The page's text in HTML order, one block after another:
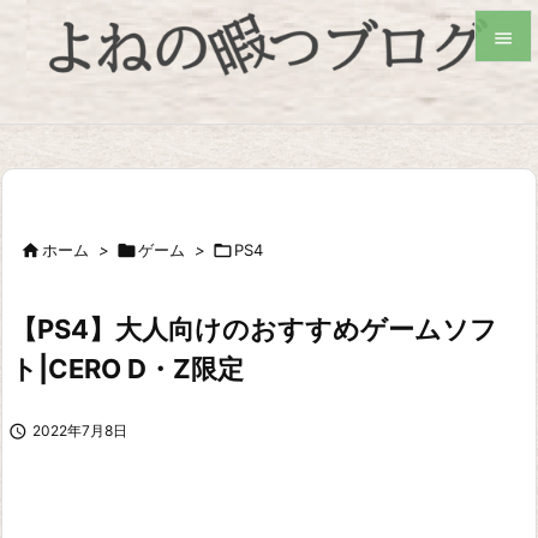

ホーム > ゲーム > PS4
【PS4】大人向けのおすすめゲームソフ
ト|CERO D・Z限定
 2022年7月8日